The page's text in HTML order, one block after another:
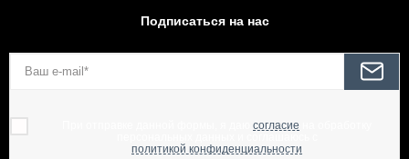
Подписаться на нас
согласие
политикой конфиденциальности